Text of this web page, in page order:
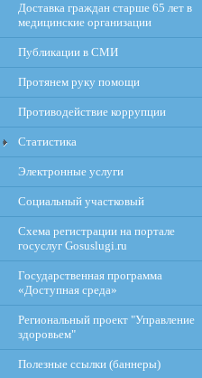
Доставка граждан старше 65 лет в
медицинские организации
Публикации в СМИ
Протянем руку помощи
Противодействие коррупции
Статистика
Электронные услуги
Социальный участковый
Схема регистрации на портале
госуслуг Gosuslugi.ru
Государственная программа
«Доступная среда»
Региональный проект "Управление
здоровьем"
Полезные ссылки (баннеры)